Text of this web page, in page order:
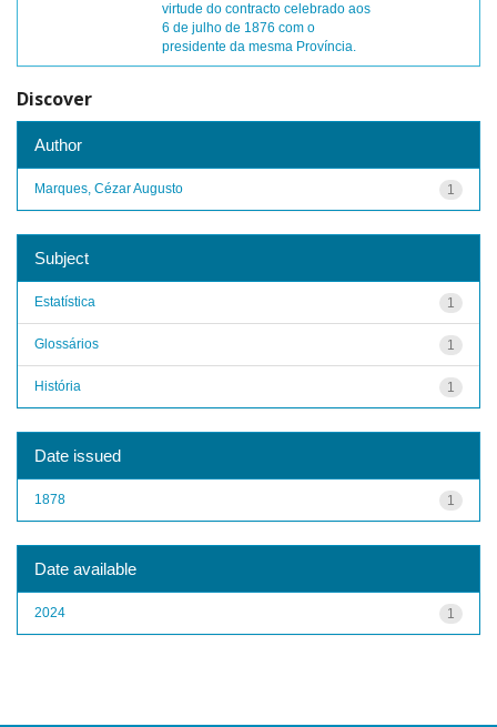
virtude do contracto celebrado aos
6 de julho de 1876 com o
presidente da mesma Província.
Discover
Author
1
Marques, Cézar Augusto
Subject
1
Estatística
1
Glossários
1
História
Date issued
1
1878
Date available
1
2024